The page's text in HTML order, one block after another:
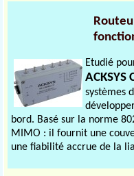
Etudié
systèmes
bord. Basé sur la norme
MIMO : il fournit une
une fiabilité accrue de la